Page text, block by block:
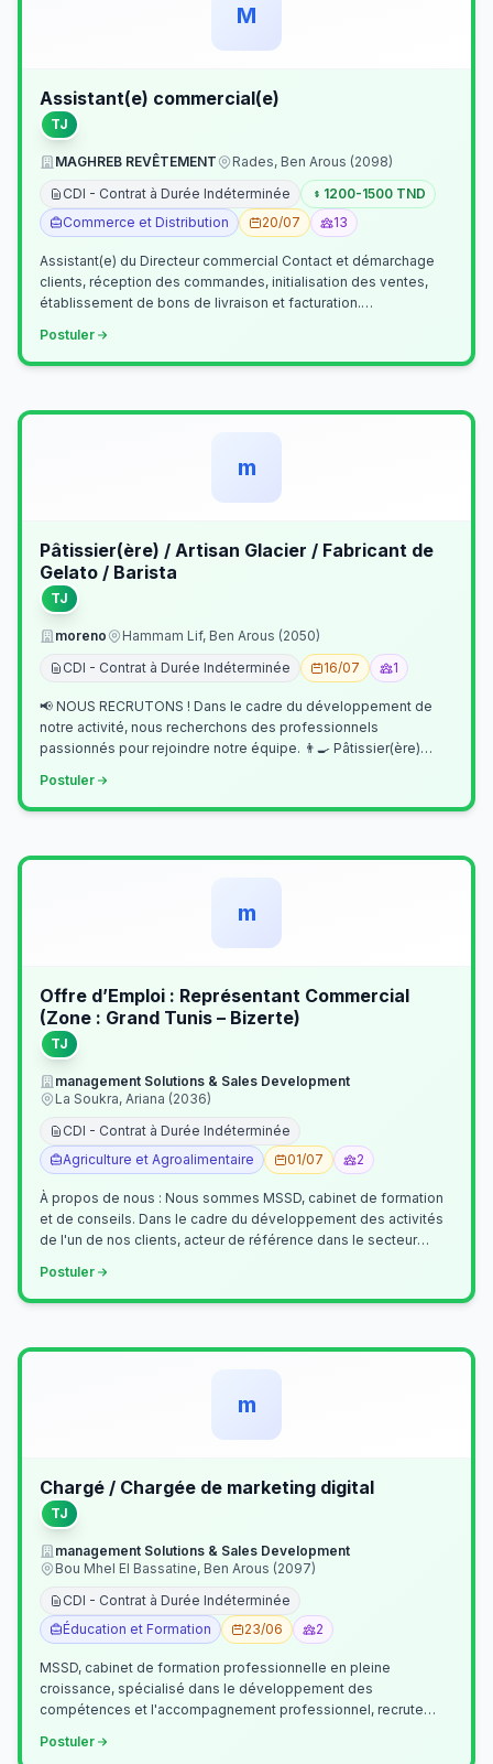
M
Assistant(e) commercial(e)
TJ
MAGHREB REVÊTEMENT
Rades, Ben Arous (2098)
CDI - Contrat à Durée Indéterminée
1200-1500 TND
Commerce et Distribution
20/07 13
Assistant(e) du Directeur commercial Contact et démarchage
clients, réception des commandes, initialisation des ventes,
établissement de bons de livraison et facturation.
Postuler
m
Pâtissier(ère) / Artisan Glacier / Fabricant de
Gelato / Barista
TJ
moreno
Hammam Lif, Ben Arous (2050)
CDI - Contrat à Durée Indéterminée
16/07 1
📢 NOUS RECRUTONS ! Dans le cadre du développement de
notre activité, nous recherchons des professionnels
passionnés pour rejoindre notre équipe. 👨‍🍳 Pâtissier(ère)
Postuler
m
Offre d’Emploi : Représentant Commercial
(Zone : Grand Tunis – Bizerte)
TJ
management Solutions & Sales Development
La Soukra, Ariana (2036)
CDI - Contrat à Durée Indéterminée
Agriculture et Agroalimentaire
01/07 2
À propos de nous : Nous sommes MSSD, cabinet de formation
et de conseils. Dans le cadre du développement des activités
de l'un de nos clients, acteur de référence dans le secteur
Postuler
m
Chargé / Chargée de marketing digital
TJ
management Solutions & Sales Development
Bou Mhel El Bassatine, Ben Arous (2097)
CDI - Contrat à Durée Indéterminée
Éducation et Formation
23/06 2
MSSD, cabinet de formation professionnelle en pleine
croissance, spécialisé dans le développement des
compétences et l'accompagnement professionnel, recrute
Postuler